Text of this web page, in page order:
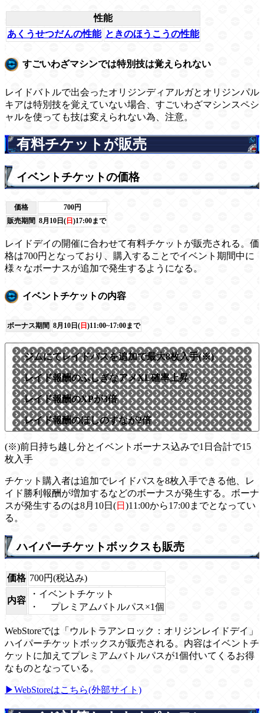
性能
あくうせつだんの性能 ときのほうこうの性能
すごいわざマシンでは特別技は覚えられない
レイドバトルで出会ったオリジンディアルガとオリジンパル
キアは特別技を覚えていない場合、すごいわざマシンスペシ
ャルを使っても技は変えられない為、注意。
有料チケットが販売
イベントチケットの価格
価格
700円
販売期間 8月10日( 日 )17:00まで
レイドデイの開催に合わせて有料チケットが販売される。価
格は700円となっており、購入することでイベント期間中に
様々なボーナスが追加で発生するようになる。
イベントチケットの内容
ボーナス期間 8月10日(日)11:00~17:00まで
ジムにてレイドパスを追加で最大8枚入手(※)
レイド報酬のふしぎなアメXL確率上昇
レイド報酬のXPが3倍
レイド報酬のほしのすなが2倍
(※)前日持ち越し分とイベントボーナス込みで1日合計で15
枚入手
チケット購入者は追加でレイドパスを8枚入手できる他、レ
イド勝利報酬が増加するなどのボーナスが発生する。ボーナ
スが発生するのは8月10日(日 )11:00から17:00までとなってい
る。
ハイパーチケットボックスも販売
価格 700円(税込み)
内容
・イベントチケット
・
プレミアムバトルパス×1個
WebStoreでは「ウルトラアンロック：オリジンレイドデイ」
ハイパーチケットボックスが販売される。内容はイベントチ
ケットに加えてプレミアムバトルパスが1個付いてくるお得
なものとなっている。
▶WebStoreはこちら(外部サイト)